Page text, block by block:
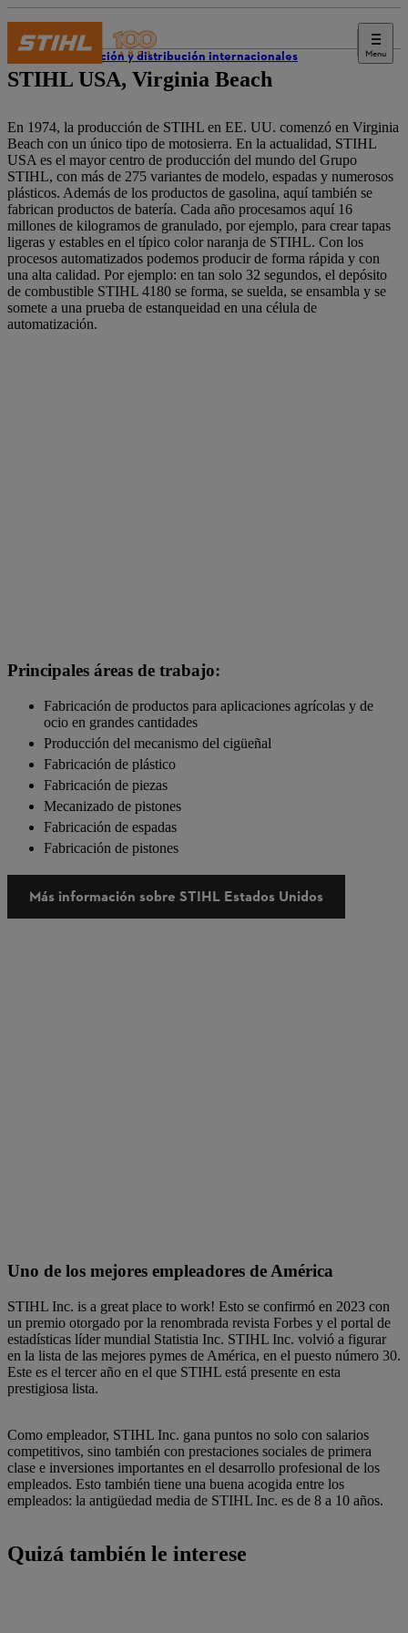
Menu
Producción y distribución internacionales
STIHL USA, Virginia Beach
En 1974, la producción de STIHL en EE. UU. comenzó en Virginia
Beach con un único tipo de motosierra. En la actualidad, STIHL
USA es el mayor centro de producción del mundo del Grupo
STIHL, con más de 275 variantes de modelo, espadas y numerosos
plásticos. Además de los productos de gasolina, aquí también se
fabrican productos de batería. Cada año procesamos aquí 16
millones de kilogramos de granulado, por ejemplo, para crear tapas
ligeras y estables en el típico color naranja de STIHL. Con los
procesos automatizados podemos producir de forma rápida y con
una alta calidad. Por ejemplo: en tan solo 32 segundos, el depósito
de combustible STIHL 4180 se forma, se suelda, se ensambla y se
somete a una prueba de estanqueidad en una célula de
automatización.
Principales áreas de trabajo:
Fabricación de productos para aplicaciones agrícolas y de
ocio en grandes cantidades
Producción del mecanismo del cigüeñal
Fabricación de plástico
Fabricación de piezas
Mecanizado de pistones
Fabricación de espadas
Fabricación de pistones
Más información sobre STIHL Estados Unidos
Uno de los mejores empleadores de América
STIHL Inc. is a great place to work! Esto se confirmó en 2023 con
un premio otorgado por la renombrada revista Forbes y el portal de
estadísticas líder mundial Statistia Inc. STIHL Inc. volvió a figurar
en la lista de las mejores pymes de América, en el puesto número 30.
Este es el tercer año en el que STIHL está presente en esta
prestigiosa lista.
Como empleador, STIHL Inc. gana puntos no solo con salarios
competitivos, sino también con prestaciones sociales de primera
clase e inversiones importantes en el desarrollo profesional de los
empleados. Esto también tiene una buena acogida entre los
empleados: la antigüedad media de STIHL Inc. es de 8 a 10 años.
Quizá también le interese